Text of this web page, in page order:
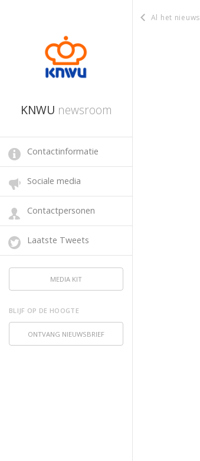
Al het nieuws
KNWU newsroom
Contactinformatie
Sociale media
Contactpersonen
Laatste Tweets
MEDIA KIT
BLIJF OP DE HOOGTE
ONTVANG NIEUWSBRIEF